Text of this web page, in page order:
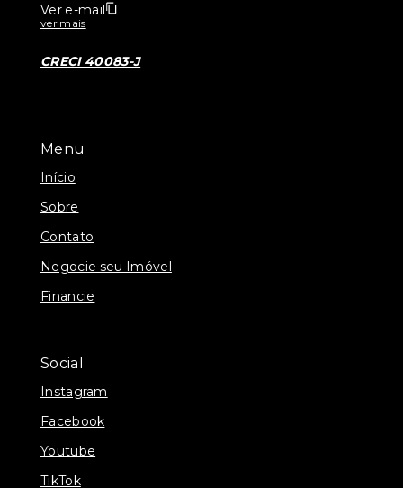
Menu
Início
Sobre
Contato
Negocie seu Imóvel
Financie
Social
Instagram
Facebook
Youtube
TikTok
Ver e-mail
ver mais
CRECI 40083-J